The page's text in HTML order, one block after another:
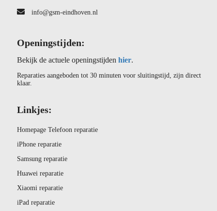
info@gsm-eindhoven.nl
Openingstijden:
Bekijk de actuele openingstijden hier.
Reparaties aangeboden tot 30 minuten voor sluitingstijd, zijn direct
klaar.
Linkjes:
Homepage Telefoon reparatie
iPhone reparatie
Samsung reparatie
Huawei reparatie
Xiaomi reparatie
iPad reparatie